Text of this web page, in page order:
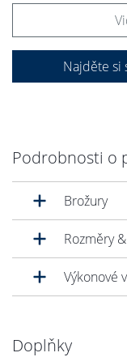
Najděte si
Podrobnosti o
Brožury
Rozměry
Výkonové
Doplňky